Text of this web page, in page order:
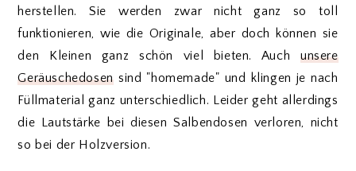
herstellen. Sie werden zwar nicht ganz so toll
funktionieren, wie die Originale, aber doch können sie
den Kleinen ganz schön viel bieten. Auch unsere
Geräuschedosensind "homemade" und klingen je nach
Füllmaterial ganz unterschiedlich. Leider geht allerdings
die Lautstärke bei diesen Salbendosen verloren, nicht
so bei der Holzversion.